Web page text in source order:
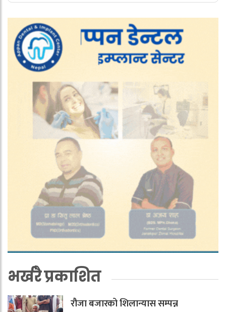
भर्खरै प्रकाशित
रौजा बजारको शिलान्यास सम्पन्न